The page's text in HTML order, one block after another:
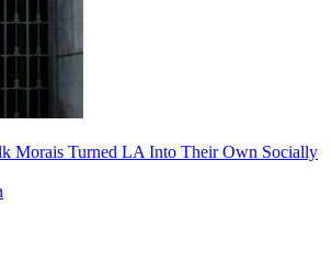
Morais Turned LA Into Their Own Socially